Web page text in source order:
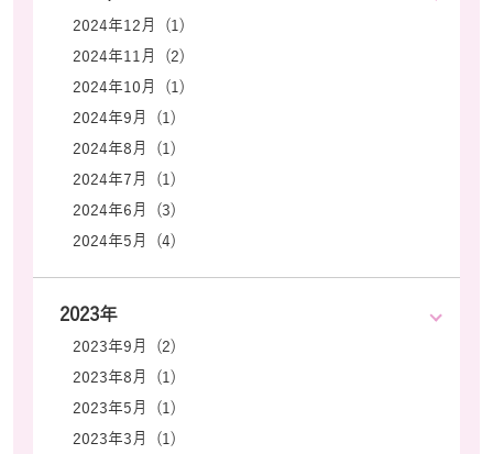
2024年12月 (1)
2024年11月 (2)
2024年10月 (1)
2024年9月 (1)
2024年8月 (1)
2024年7月 (1)
2024年6月 (3)
2024年5月 (4)
2023年
2023年9月 (2)
2023年8月 (1)
2023年5月 (1)
2023年3月 (1)